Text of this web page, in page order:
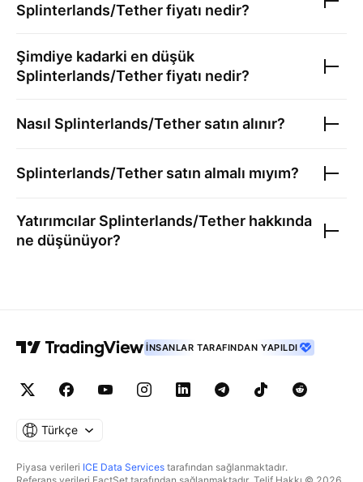
Splinterlands/Tetherfiyatı nedir?
Şimdiye kadarki en düşük
Splinterlands/Tetherfiyatı nedir?
Nasıl Splinterlands/Tether satın alınır?
Splinterlands/Tether satın almalı mıyım?
Yatırımcılar Splinterlands/Tether hakkında
ne düşünüyor?
İNSANLAR TARAFINDAN YAPILDI
Türkçe
Piyasa verileri ICE Data Services tarafından sağlanmaktadır.